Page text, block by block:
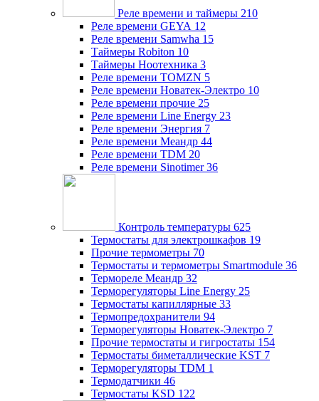
Реле времени и таймеры 210
Реле времени GEYA 12
Реле времени Samwha 15
Таймеры Robiton 10
Таймеры Ноотехника 3
Реле времени TOMZN 5
Реле времени Новатек-Электро 10
Реле времени прочие 25
Реле времени Line Energy 23
Реле времени Энергия 7
Реле времени Меандр 44
Реле времени TDM 20
Реле времени Sinotimer 36
Контроль температуры 625
Термостаты для электрошкафов 19
Прочие термометры 70
Термостаты и термометры Smartmodule 36
Термореле Меандр 32
Терморегуляторы Line Energy 25
Термостаты капиллярные 33
Термопредохранители 94
Терморегуляторы Новатек-Электро 7
Прочие термостаты и гигростаты 154
Термостаты биметаллические KST 7
Терморегуляторы TDM 1
Термодатчики 46
Термостаты KSD 122